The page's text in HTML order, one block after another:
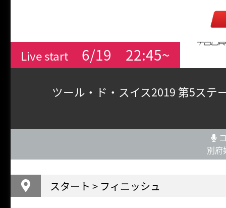
Live start 6/19 22:45~
ツール・ド・スイス2019 第5ステ
別府
スタート > フィニッシュ